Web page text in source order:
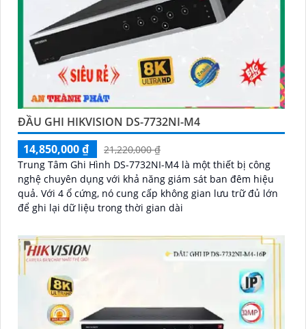
ĐẦU GHI HIKVISION DS-7732NI-M4
14,850,000 ₫
21,220,000 ₫
Trung Tâm Ghi Hình DS-7732NI-M4 là một thiết bị công
nghệ chuyên dụng với khả năng giám sát ban đêm hiệu
quả. Với 4 ổ cứng, nó cung cấp không gian lưu trữ đủ lớn
để ghi lại dữ liệu trong thời gian dài